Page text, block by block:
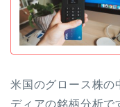
米国のグロース株の
ディアの銘柄分析で